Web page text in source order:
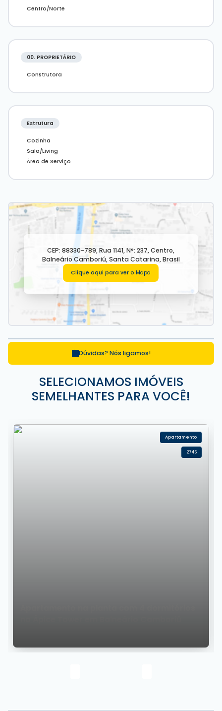
Centro/Norte
00. PROPRIETÁRIO
Construtora
Estrutura
Cozinha
Sala/Living
Área de Serviço
CEP: 88330-789,Rua 1141,N°: 237,Centro,
Balneário Camboriú,Santa Catarina,Brasil
Clique aqui para ver o Mapa
Dúvidas? Nós ligamos!
SELECIONAMOS IMÓVEIS
SEMELHANTES PARA VOCÊ!
Apartamento
2746